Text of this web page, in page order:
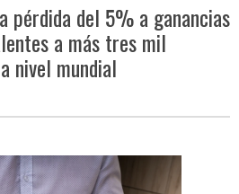
pérdida del 5% a ganancias
a más tres mil
nivel mundial